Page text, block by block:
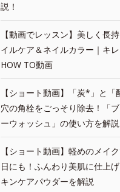
説！
【動画でレッスン】美しく長
イルケア＆ネイルカラー｜キ
HOW TO動画
【ショート動画】「炭*」と
穴の角栓をごっそり除去！「
ーウォッシュ」の使い方を解説
【ショート動画】軽めのメイ
日にも！ふんわり美肌に仕上
キンケアパウダーを解説